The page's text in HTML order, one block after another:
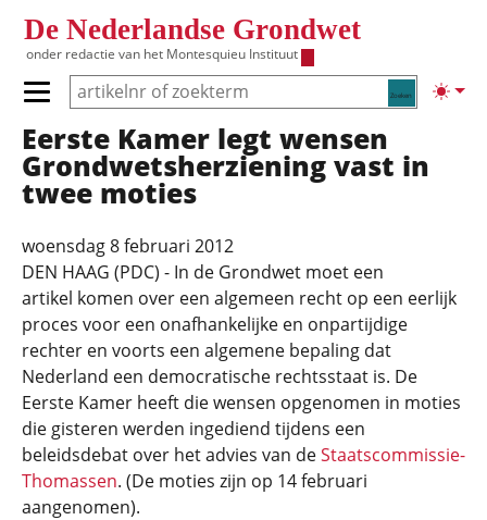
De Nederlandse Grondwet
onder redactie van het Montesquieu Instituut
Zoeken
Primair menu tonen/verbergen
Hoofdnavigatie
Eerste Kamer legt wensen
Grondwetsherziening vast in
twee moties
woensdag 8 februari 2012
DEN HAAG (PDC) - In de Grondwet moet een
artikel komen over een algemeen recht op een eerlijk
proces voor een onafhankelijke en onpartijdige
rechter en voorts een algemene bepaling dat
Nederland een democratische rechtsstaat is. De
Eerste Kamer heeft die wensen opgenomen in moties
die gisteren werden ingediend tijdens een
beleidsdebat over het advies van deStaatscommissie-
Thomassen. (De moties zijn op 14 februari
aangenomen).